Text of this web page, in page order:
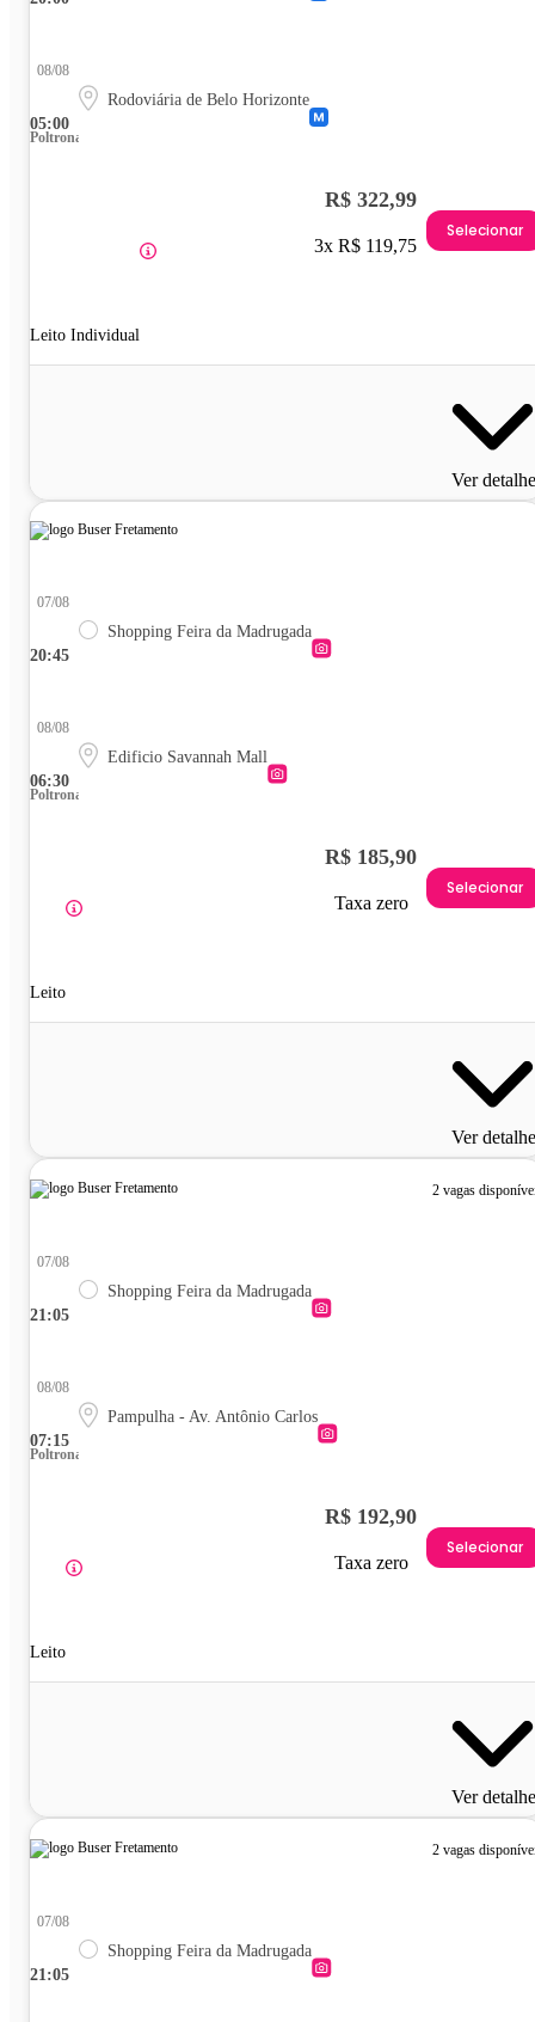
05:00
08/08
Rodoviária de Belo Horizonte
Poltrona
Leito Individual
R$ 322,99
3x R$ 119,75
Selecionar
Ver
20:45
07/08
Shopping Feira da Madrugada
06:30
08/08
Edificio Savannah Mall
Poltrona
Leito
R$ 185,90
Taxa zero
Selecionar
Ver
2 vagas
21:05
07/08
Shopping Feira da Madrugada
07:15
08/08
Pampulha - Av. Antônio Carlos
Poltrona
Leito
R$ 192,90
Taxa zero
Selecionar
Ver
2 vagas
21:05
07/08
Shopping Feira da Madrugada